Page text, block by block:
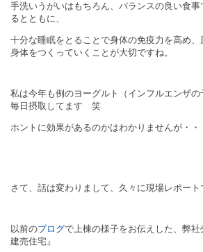
手洗いうがいはもちろん、バランスの良い食
るとともに、
十分な睡眠をとることで身体の免疫力を高め
身体をつくっていくことが大切ですね。
私は今年も例のヨーグルト（インフルエンザ
毎日摂取してます 笑
ホントに効果があるのかはわかりませんが・・
さて、話は変わりまして、久々に現場レポート
以前のブログで上棟の様子をお伝えした、弊
建売住宅』